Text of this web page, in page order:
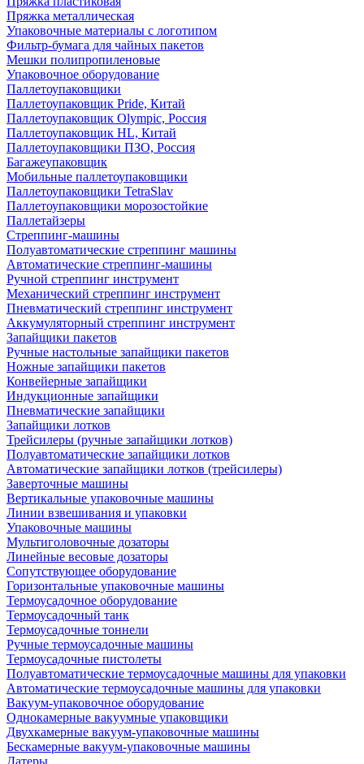
Пряжка металлическая
Упаковочные материалы с логотипом
Фильтр-бумага для чайных пакетов
Мешки полипропиленовые
Упаковочное оборудование
Паллетоупаковщики
Паллетоупаковщик Pride, Китай
Паллетоупаковщик Olympic, Россия
Паллетоупаковщик HL, Китай
Паллетоупаковщики ПЗО, Россия
Багажеупаковщик
Мобильные паллетоупаковщики
Паллетоупаковщики TetraSlav
Паллетоупаковщики морозостойкие
Паллетайзеры
Стреппинг-машины
Полуавтоматические стреппинг машины
Автоматические стреппинг-машины
Ручной стреппинг инструмент
Механический стреппинг инструмент
Пневматический стреппинг инструмент
Аккумуляторный стреппинг инструмент
Запайщики пакетов
Ручные настольные запайщики пакетов
Ножные запайщики пакетов
Конвейерные запайщики
Индукционные запайщики
Пневматические запайщики
Запайщики лотков
Трейсилеры (ручные запайщики лотков)
Полуавтоматические запайщики лотков
Автоматические запайщики лотков (трейсилеры)
Заверточные машины
Вертикальные упаковочные машины
Линии взвешивания и упаковки
Упаковочные машины
Мультиголовочные дозаторы
Линейные весовые дозаторы
Сопутствующее оборудование
Горизонтальные упаковочные машины
Термоусадочное оборудование
Термоусадочный танк
Термоусадочные тоннели
Ручные термоусадочные машины
Термоусадочные пистолеты
Полуавтоматические термоусадочные машины для упаковки
Автоматические термоусадочные машины для упаковки
Вакуум-упаковочное оборудование
Однокамерные вакуумные упаковщики
Двухкамерные вакуум-упаковочные машины
Бескамерные вакуум-упаковочные машины
Датеры